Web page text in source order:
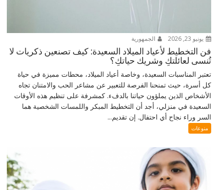
يونيو 23, 2026 الجمهورية
فن التخطيط لأعياد الميلاد السعيدة: كيف تصنعين ذكريات لا
تُنسى لعائلتكِ وشريك حياتكِ؟
تعتبر المناسبات السعيدة، وخاصة أعياد الميلاد، محطات مميزة في حياة
كل أسرة، حيث تمنحنا الفرصة للتعبير عن مشاعر الحب والامتنان تجاه
الأشخاص الذين يملؤون حياتنا بالدفء. كمشرفة على تنظيم هذه الأوقات
السعيدة في منزلي، أجد أن التخطيط المبكر واللمسات الشخصية هما
السر وراء نجاح أي احتفال. إن تقديم...
منوعات